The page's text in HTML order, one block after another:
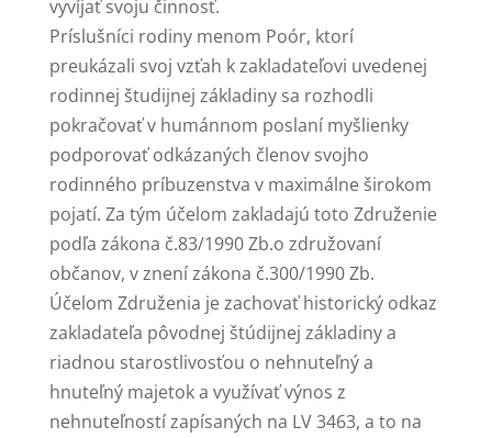
vyvíjať svoju činnosť.
Príslušníci rodiny menom Poór, ktorí
preukázali svoj vzťah k zakladateľovi uvedenej
rodinnej študijnej základiny sa rozhodli
pokračovať v humánnom poslaní myšlienky
podporovať odkázaných členov svojho
rodinného príbuzenstva v maximálne širokom
pojatí. Za tým účelom zakladajú toto Združenie
podľa zákona č.83/1990 Zb.o združovaní
občanov, v znení zákona č.300/1990 Zb.
Účelom Združenia je zachovať historický odkaz
zakladateľa pôvodnej štúdijnej základiny a
riadnou starostlivosťou o nehnuteľný a
hnuteľný majetok a využívať výnos z
nehnuteľností zapísaných na LV 3463, a to na